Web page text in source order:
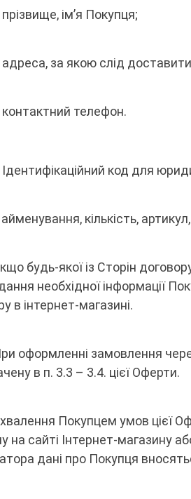
ім’я Покупця;
адреса, за якою слід
контактний телефон.
Ідентифікаційний код для
кількість,
будь-якої із Сторін
необхідної інформації
в інтернет-магазині.
оформленні замовлення
в п. 3.3 – 3.4. цієї Оферти.
Покупцем умов цієї
на сайті Інтернет-магазину
дані про Покупця